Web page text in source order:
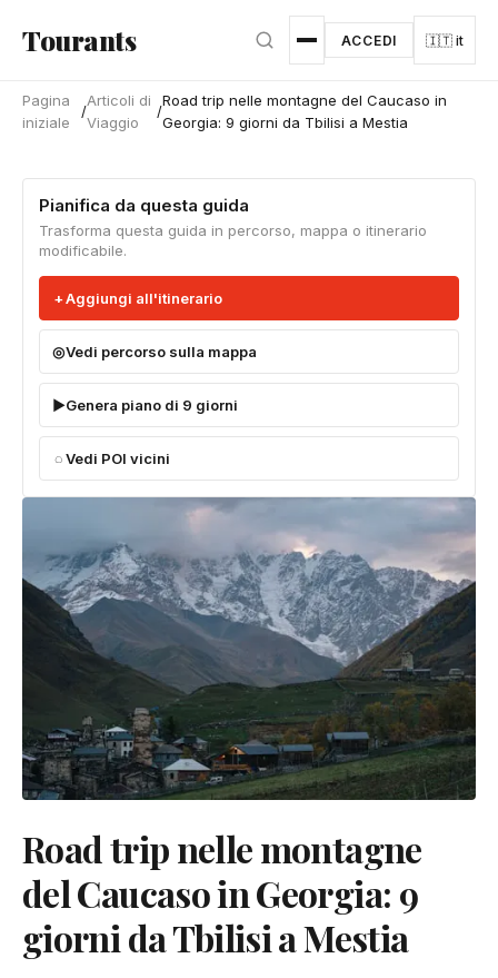
Tourants ACCEDI 🇮🇹 it
Pagina
iniziale
/
Articoli di
Viaggio
/
Road trip nelle montagne del Caucaso in
Georgia: 9 giorni da Tbilisi a Mestia
Pianifica da questa guida
Trasforma questa guida in percorso, mappa o itinerario
modificabile.
Aggiungi all'itinerario
Vedi percorso sulla mappa
Genera piano di 9 giorni
Vedi POI vicini
Road trip nelle montagne
del Caucaso in Georgia: 9
giorni da Tbilisi a Mestia